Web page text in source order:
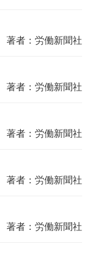
著者：労働新聞社
著者：労働新聞社
著者：労働新聞社
著者：労働新聞社
著者：労働新聞社